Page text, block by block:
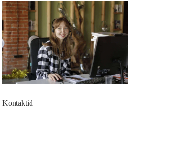
Kontaktid